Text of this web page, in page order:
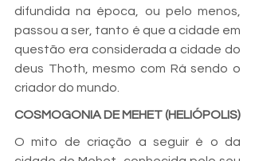
difundida na época, ou pelo menos,
passou a ser, tanto é que a cidade em
questão era considerada a cidade do
deus Thoth, mesmo com Rá sendo o
criador do mundo.
COSMOGONIA DE MEHET (HELIÓPOLIS)
O mito de criação a seguir é o da